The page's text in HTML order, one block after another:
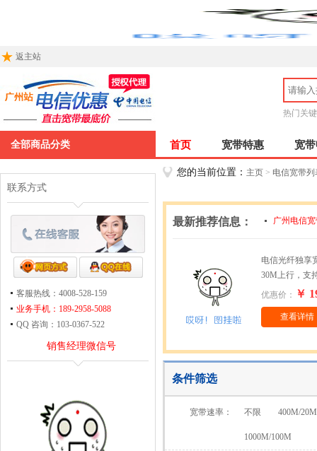
返主站
热门关
全部商品分类 首页 宽带特惠 宽
联系方式
客服热线：4008-528-159
业务手机：189-2958-5088
QQ 咨询：103-0367-522
销售经理微信号
您的当前位置： 主页 > 电信宽带列
最新推荐信息： 广州电信
电信光纤独享
30M上行，支
优惠价： ￥
查看详情
条件筛选
宽带速率： 不限 400M/20M
1000M/100M